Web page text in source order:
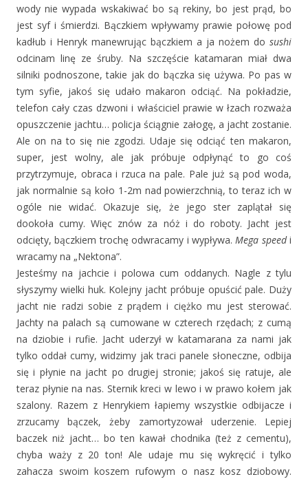
wody nie wypada wskakiwać bo są rekiny, bo jest prąd, bo
jest syf i śmierdzi. Bączkiem wpływamy prawie połowę pod
kadłub i Henryk manewrując bączkiem a ja nożem do sushi
odcinam linę ze śruby. Na szczęście katamaran miał dwa
silniki podnoszone, takie jak do bączka się używa. Po pas w
tym syfie, jakoś się udało makaron odciąć. Na pokładzie,
telefon cały czas dzwoni i właściciel prawie w łzach rozważa
opuszczenie jachtu… policja ściągnie załogę, a jacht zostanie.
Ale on na to się nie zgodzi. Udaje się odciąć ten makaron,
super, jest wolny, ale jak próbuje odpłynąć to go coś
przytrzymuje, obraca i rzuca na pale. Pale już są pod woda,
jak normalnie są koło 1-2m nad powierzchnią, to teraz ich w
ogóle nie widać. Okazuje się, że jego ster zaplątał się
dookoła cumy. Więc znów za nóż i do roboty. Jacht jest
odcięty, bączkiem trochę odwracamy i wypływa.Mega speedi
wracamy na „Nektona”.
Jesteśmy na jachcie i polowa cum oddanych. Nagle z tylu
słyszymy wielki huk. Kolejny jacht próbuje opuścić pale. Duży
jacht nie radzi sobie z prądem i ciężko mu jest sterować.
Jachty na palach są cumowane w czterech rzędach; z cumą
na dziobie i rufie. Jacht uderzył w katamarana za nami jak
tylko oddał cumy, widzimy jak traci panele słoneczne, odbija
się i płynie na jacht po drugiej stronie; jakoś się ratuje, ale
teraz płynie na nas. Sternik kreci w lewo i w prawo kołem jak
szalony. Razem z Henrykiem łapiemy wszystkie odbijacze i
zrzucamy bączek, żeby zamortyzował uderzenie. Lepiej
baczek niż jacht… bo ten kawał chodnika (też z cementu),
chyba waży z 20 ton! Ale udaje mu się wykręcić i tylko
zahacza swoim koszem rufowym o nasz kosz dziobowy.